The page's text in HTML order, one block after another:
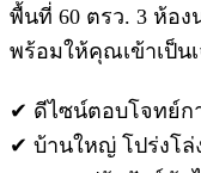
พื้นที่ 60 ตรว. 3 ห้อ
พร้อมให้คุณเข้าเป็น
✔ ดีไซน์ตอบโจทย์ก
✔ บ้านใหญ่ โปร่งโ